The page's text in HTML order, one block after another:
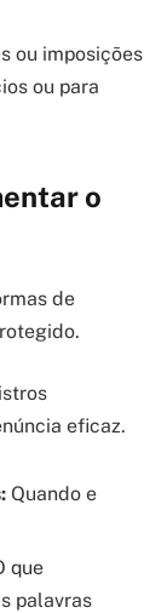
ou imposições
ou para
o
de
eficaz.
Quando e
que
palavras